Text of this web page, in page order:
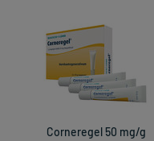
Corneregel 50 mg/g